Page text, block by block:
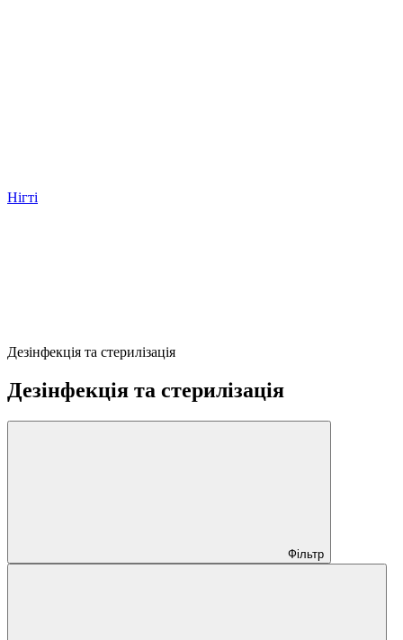
Нігті
Дезінфекція та стерилізація
Дезінфекція та стерилізація
Фільтр